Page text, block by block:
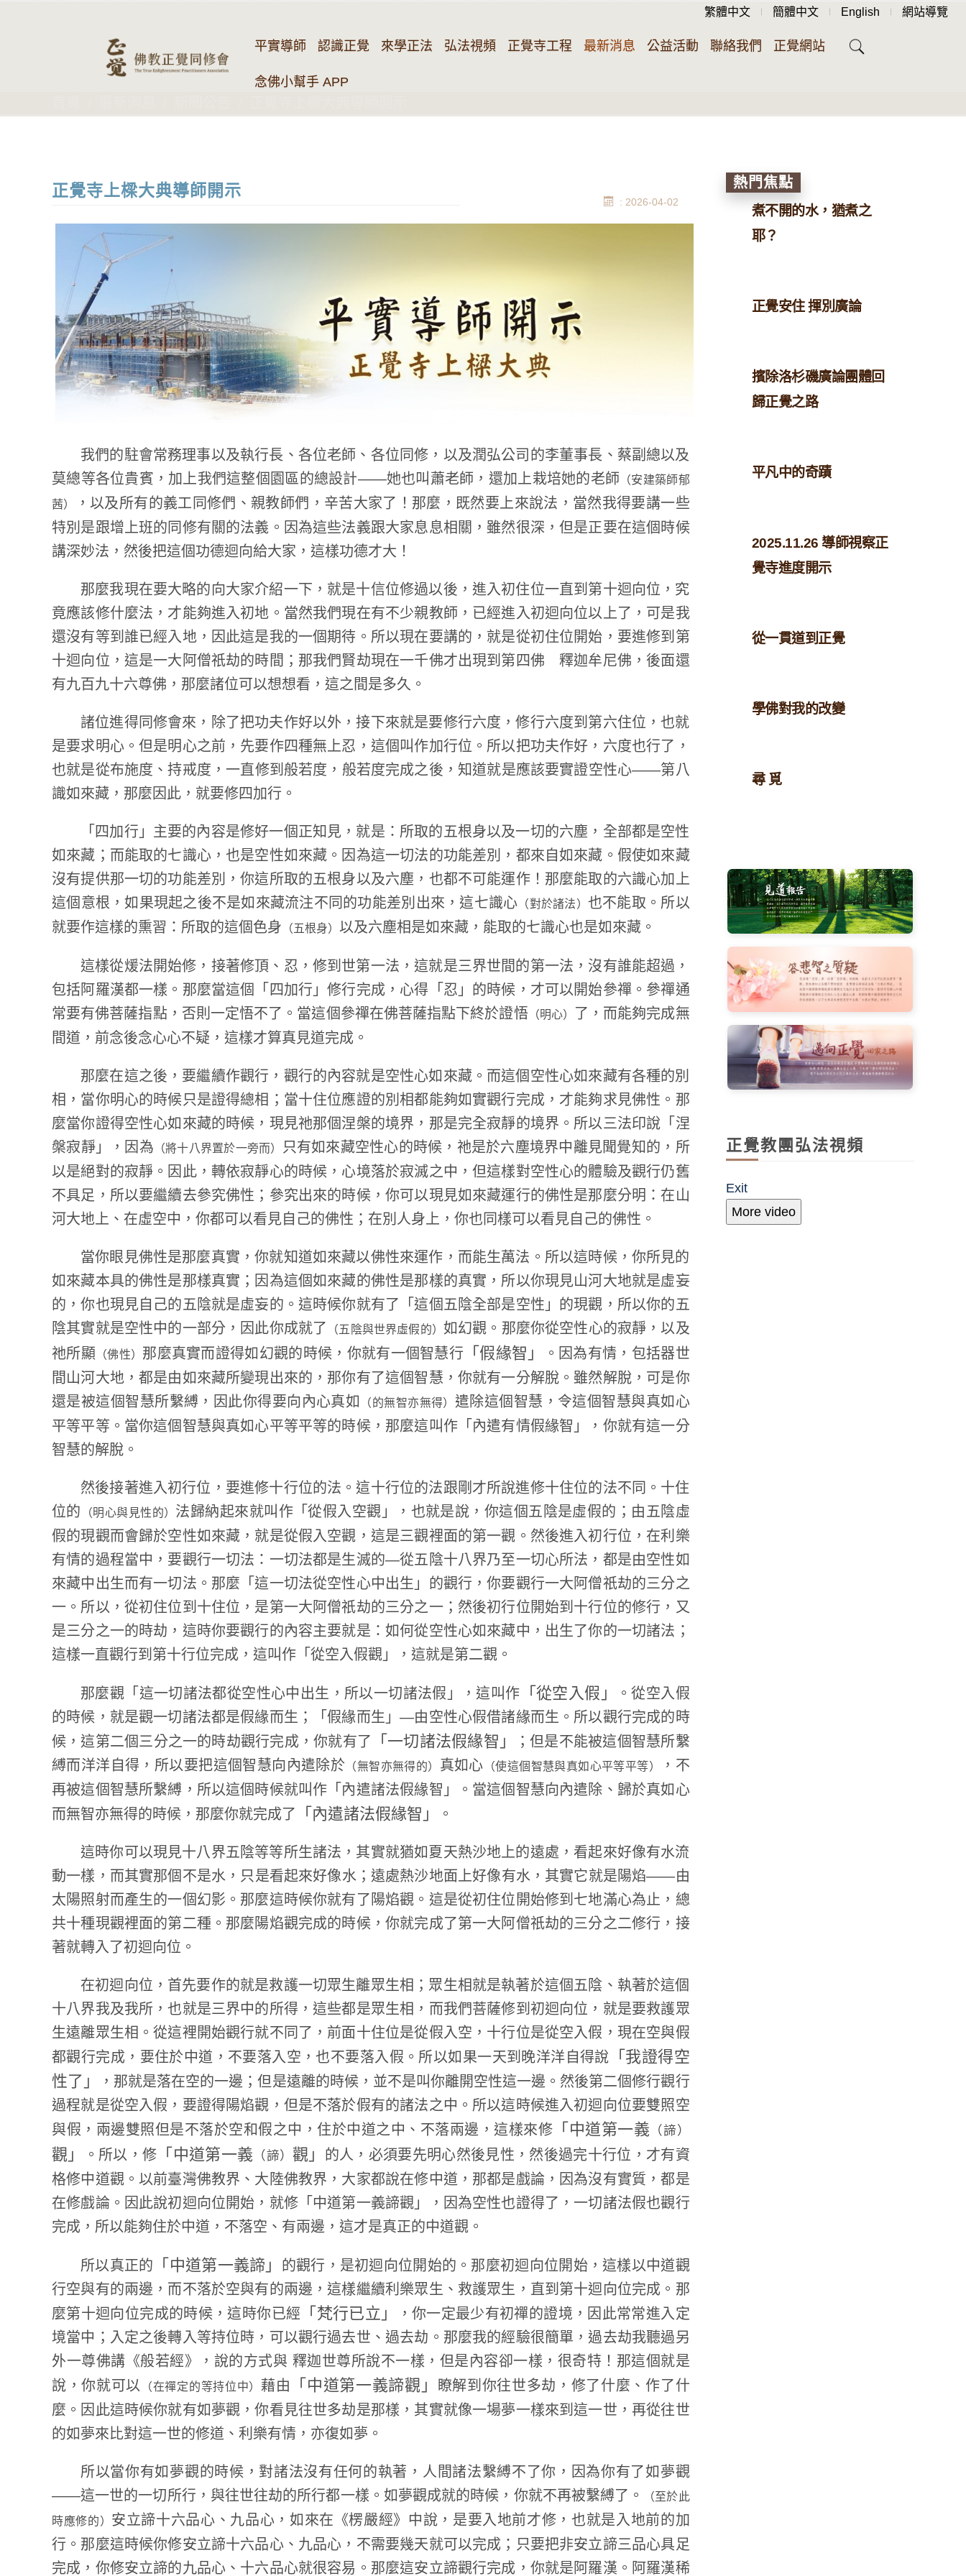
繁體中文 簡體中文 English 網站導覽
平實導師 認識正覺 來學正法 弘法視頻 正覺寺工程 最新消息 公益活動 聯絡我們 正覺網站
念佛小幫手 APP
正覺寺上樑大典導師開示
: 2026-04-02
我們的駐會常務理事以及執行長、各位老師、各位同修，以及潤弘公司的李董事長、蔡副總以及
莫總等各位貴賓，加上我們這整個園區的總設計——她也叫蕭老師，還加上栽培她的老師 （安建築師郁
茜）
，以及所有的義工同修們、親教師們，辛苦大家了！那麼，既然要上來說法，當然我得要講一些
特別是跟增上班的同修有關的法義。因為這些法義跟大家息息相關，雖然很深，但是正要在這個時候
講深妙法，然後把這個功德迴向給大家，這樣功德才大！
那麼我現在要大略的向大家介紹一下，就是十信位修過以後，進入初住位一直到第十迴向位，究
竟應該修什麼法，才能夠進入初地。當然我們現在有不少親教師，已經進入初迴向位以上了，可是我
還沒有等到誰已經入地，因此這是我的一個期待。所以現在要講的，就是從初住位開始，要進修到第
十迴向位，這是一大阿僧祇劫的時間；那我們賢劫現在一千佛才出現到第四佛 釋迦牟尼佛，後面還
有九百九十六尊佛，那麼諸位可以想想看，這之間是多久。
諸位進得同修會來，除了把功夫作好以外，接下來就是要修行六度，修行六度到第六住位，也就
是要求明心。但是明心之前，先要作四種無上忍，這個叫作加行位。所以把功夫作好，六度也行了，
也就是從布施度、持戒度，一直修到般若度，般若度完成之後，知道就是應該要實證空性心——第八
識如來藏，那麼因此，就要修四加行。
「四加行」主要的內容是修好一個正知見，就是：所取的五根身以及一切的六塵，全部都是空性
如來藏；而能取的七識心，也是空性如來藏。因為這一切法的功能差別，都來自如來藏。假使如來藏
沒有提供那一切的功能差別，你這所取的五根身以及六塵，也都不可能運作！那麼能取的六識心加上
這個意根，如果現起之後不是如來藏流注不同的功能差別出來，這七識心 （對於諸法） 也不能取。所以
就要作這樣的熏習：所取的這個色身 （五根身） 以及六塵相是如來藏，能取的七識心也是如來藏。
這樣從煖法開始修，接著修頂、忍，修到世第一法，這就是三界世間的第一法，沒有誰能超過，
包括阿羅漢都一樣。那麼當這個「四加行」修行完成，心得「忍」的時候，才可以開始參禪。參禪通
常要有佛菩薩指點，否則一定悟不了。當這個參禪在佛菩薩指點下終於證悟（明心）
了，而能夠完成無
間道，前念後念心心不疑，這樣才算真見道完成。
那麼在這之後，要繼續作觀行，觀行的內容就是空性心如來藏。而這個空性心如來藏有各種的別
相，當你明心的時候只是證得總相；當十住位應證的別相都能夠如實觀行完成，才能夠求見佛性。那
麼當你證得空性心如來藏的時候，現見祂那個涅槃的境界，那是完全寂靜的境界。所以三法印說「涅
槃寂靜」，因為 （將十八界置於一旁而）
只有如來藏空性心的時候，祂是於六塵境界中離見聞覺知的，所
以是絕對的寂靜。因此，轉依寂靜心的時候，心境落於寂滅之中，但這樣對空性心的體驗及觀行仍舊
不具足，所以要繼續去參究佛性；參究出來的時候，你可以現見如來藏運行的佛性是那麼分明：在山
河大地上、在虛空中，你都可以看見自己的佛性；在別人身上，你也同樣可以看見自己的佛性。
當你眼見佛性是那麼真實，你就知道如來藏以佛性來運作，而能生萬法。所以這時候，你所見的
如來藏本具的佛性是那樣真實；因為這個如來藏的佛性是那樣的真實，所以你現見山河大地就是虛妄
的，你也現見自己的五陰就是虛妄的。這時候你就有了「這個五陰全部是空性」的現觀，所以你的五
陰其實就是空性中的一部分，因此你成就了
（五陰與世界虛假的） 如幻觀。那麼你從空性心的寂靜，以及
祂所顯 （佛性） 那麼真實而證得如幻觀的時候，你就有一個智慧行 「假緣智」
。因為有情，包括器世
間山河大地，都是由如來藏所變現出來的，那你有了這個智慧，你就有一分解脫。雖然解脫，可是你
還是被這個智慧所繫縛，因此你得要向內心真如
（的無智亦無得） 遣除這個智慧，令這個智慧與真如心
平等平等。當你這個智慧與真如心平等平等的時候，那麼這叫作「內遣有情假緣智」，你就有這一分
智慧的解脫。
然後接著進入初行位，要進修十行位的法。這十行位的法跟剛才所說進修十住位的法不同。十住
位的
（明心與見性的） 法歸納起來就叫作「從假入空觀」，也就是說，你這個五陰是虛假的；由五陰虛
假的現觀而會歸於空性如來藏，就是從假入空觀，這是三觀裡面的第一觀。然後進入初行位，在利樂
有情的過程當中，要觀行一切法：一切法都是生滅的—從五陰十八界乃至一切心所法，都是由空性如
來藏中出生而有一切法。那麼「這一切法從空性心中出生」的觀行，你要觀行一大阿僧祇劫的三分之
一。所以，從初住位到十住位，是第一大阿僧祇劫的三分之一；然後初行位開始到十行位的修行，又
是三分之一的時劫，這時你要觀行的內容主要就是：如何從空性心如來藏中，出生了你的一切諸法；
這樣一直觀行到第十行位完成，這叫作「從空入假觀」，這就是第二觀。
那麼觀「這一切諸法都從空性心中出生，所以一切諸法假」，這叫作 「從空入假」
。從空入假
的時候，就是觀一切諸法都是假緣而生；「假緣而生」—由空性心假借諸緣而生。所以觀行完成的時
候，這第二個三分之一的時劫觀行完成，你就有了
「一切諸法假緣智」
；但是不能被這個智慧所繫
縛而洋洋自得，所以要把這個智慧向內遣除於 （無智亦無得的） 真如心 （使這個智慧與真如心平等平等）
，不
再被這個智慧所繫縛，所以這個時候就叫作「內遣諸法假緣智」。當這個智慧向內遣除、歸於真如心
而無智亦無得的時候，那麼你就完成了
「內遣諸法假緣智」 。
這時你可以現見十八界五陰等等所生諸法，其實就猶如夏天熱沙地上的遠處，看起來好像有水流
動一樣，而其實那個不是水，只是看起來好像水；遠處熱沙地面上好像有水，其實它就是陽焰——由
太陽照射而產生的一個幻影。那麼這時候你就有了陽焰觀。這是從初住位開始修到七地滿心為止，總
共十種現觀裡面的第二種。那麼陽焰觀完成的時候，你就完成了第一大阿僧祇劫的三分之二修行，接
著就轉入了初迴向位。
在初迴向位，首先要作的就是救護一切眾生離眾生相；眾生相就是執著於這個五陰、執著於這個
十八界我及我所，也就是三界中的所得，這些都是眾生相，而我們菩薩修到初迴向位，就是要救護眾
生遠離眾生相。從這裡開始觀行就不同了，前面十住位是從假入空，十行位是從空入假，現在空與假
都觀行完成，要住於中道，不要落入空，也不要落入假。所以如果一天到晚洋洋自得說
「我證得空
性了」
，那就是落在空的一邊；但是遠離的時候，並不是叫你離開空性這一邊。然後第二個修行觀行
過程就是從空入假，要證得陽焰觀，但是不落於假有的諸法之中。所以這時候進入初迴向位要雙照空
與假，兩邊雙照但是不落於空和假之中，住於中道之中、不落兩邊，這樣來修 「中道第一義 （諦）
觀」 。所以，修 「中道第一義 （諦）觀」
的人，必須要先明心然後見性，然後過完十行位，才有資
格修中道觀。以前臺灣佛教界、大陸佛教界，大家都說在修中道，那都是戲論，因為沒有實質，都是
在修戲論。因此說初迴向位開始，就修「中道第一義諦觀」，因為空性也證得了，一切諸法假也觀行
完成，所以能夠住於中道，不落空、有兩邊，這才是真正的中道觀。
所以真正的 「中道第一義諦」
的觀行，是初迴向位開始的。那麼初迴向位開始，這樣以中道觀
行空與有的兩邊，而不落於空與有的兩邊，這樣繼續利樂眾生、救護眾生，直到第十迴向位完成。那
麼第十迴向位完成的時候，這時你已經
「梵行已立」
，你一定最少有初禪的證境，因此常常進入定
境當中；入定之後轉入等持位時，可以觀行過去世、過去劫。那麼我的經驗很簡單，過去劫我聽過另
外一尊佛講《般若經》，說的方式與 釋迦世尊所說不一樣，但是內容卻一樣，很奇特！那這個就是
說，你就可以
（在禪定的等持位中） 藉由 「中道第一義諦觀」
瞭解到你往世多劫，修了什麼、作了什
麼。因此這時候你就有如夢觀，你看見往世多劫是那樣，其實就像一場夢一樣來到這一世，再從往世
的如夢來比對這一世的修道、利樂有情，亦復如夢。
所以當你有如夢觀的時候，對諸法沒有任何的執著，人間諸法繫縛不了你，因為你有了如夢觀
——這一世的一切所行，與往世往劫的所行都一樣。如夢觀成就的時候，你就不再被繫縛了。
（至於此
時應修的） 安立諦十六品心、九品心，如來在《楞嚴經》中說，是要入地前才修，也就是入地前的加
行。那麼這時候你修安立諦十六品心、九品心，不需要幾天就可以完成；只要把非安立諦三品心具足
完成，你修安立諦的九品心、十六品心就很容易。那麼這安立諦觀行完成，你就是阿羅漢。阿羅漢稀
熱門焦點
煮不開的水，猶煮之
耶？
正覺安住 揮別廣論
擯除洛杉磯廣論團體回
歸正覺之路
平凡中的奇蹟
2025.11.26 導師視察正
覺寺進度開示
從一貫道到正覺
學佛對我的改變
尋 覓
正覺教團弘法視頻
Exit
More video